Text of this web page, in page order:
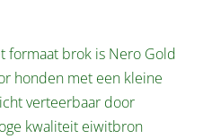
formaat brok is Nero Gold
honden met een kleine
verteerbaar door
kwaliteit eiwitbron